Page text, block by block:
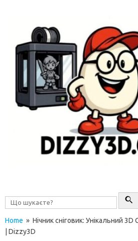
Home » Нічник сніговик: Унікальний
| Dizzy3D